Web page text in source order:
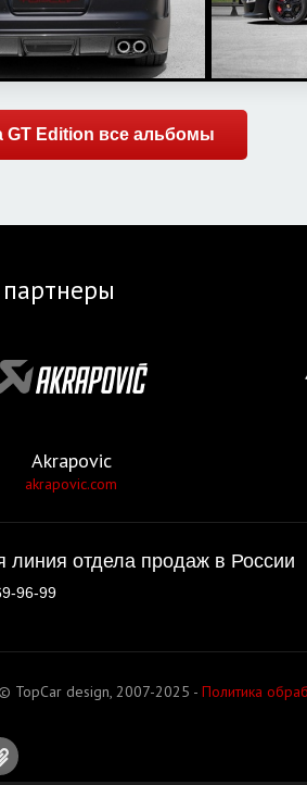
GT Edition все альбомы
Akrapovic
akrapovic.com
линия отдела продаж в России
96-99
TopCar design, 2007-2025 - Политика